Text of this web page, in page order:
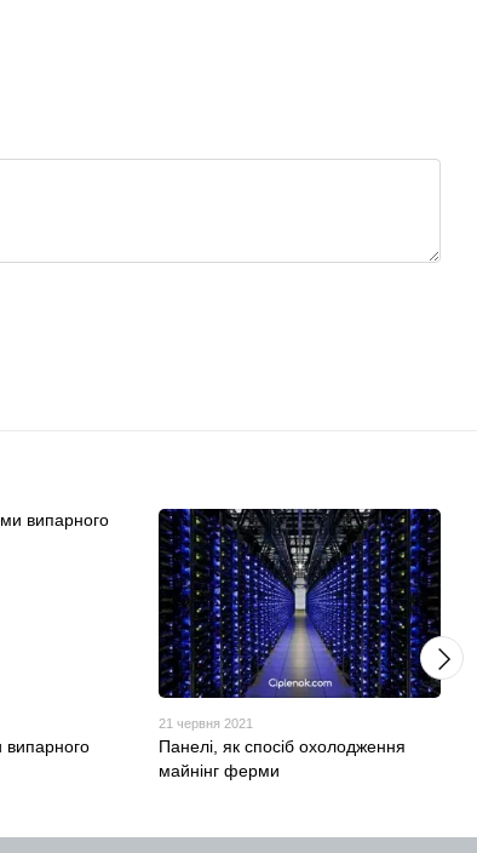
випарного
21 червня 2021
Панелі, як спосіб охолодження
майнінг ферми